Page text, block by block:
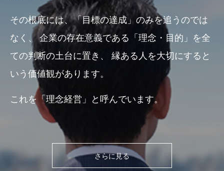
その根底には、「目標の達成」のみを追うのでは
なく、企業の存在意義である「理念・目的」を全
ての判断の土台に置き、
縁ある人を大切にすると
いう価値観があります。
これを「理念経営」と呼んでいます。
さらに見る